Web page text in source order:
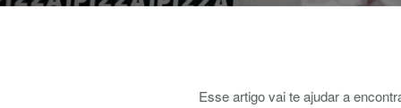
Esse artigo vai te ajudar a